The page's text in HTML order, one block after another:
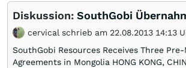
Diskussion: SouthGobi
cervical schrieb am 22.08.2013 14:13
SouthGobi Resources Receives Three
Agreements in Mongolia HONG KONG,